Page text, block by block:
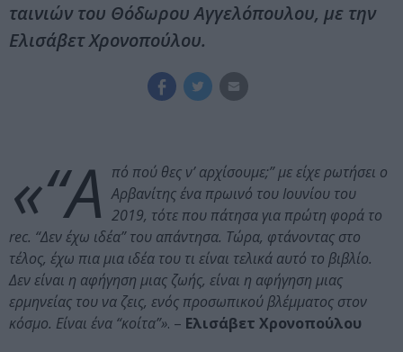
ταινιών του Θόδωρου Αγγελόπουλου, με την
Ελισάβετ Χρονοπούλου.
«“Α πό πού θες ν’ αρχίσουμε;” με είχε ρωτήσει ο
Αρβανίτης ένα πρωινό του Ιουνίου του
2019, τότε που πάτησα για πρώτη φορά το
rec. “Δεν έχω ιδέα” του απάντησα. Τώρα, φτάνοντας στο
τέλος, έχω πια μια ιδέα του τι είναι τελικά αυτό το βιβλίο.
Δεν είναι η αφήγηση μιας ζωής, είναι η αφήγηση μιας
ερμηνείας του να ζεις, ενός προσωπικού βλέμματος στον
κόσμο. Είναι ένα “κοίτα”». – Ελισάβετ Χρονοπούλου